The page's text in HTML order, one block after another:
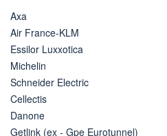
Axa
Air France-KLM
Essilor Luxxotica
Michelin
Schneider Electric
Cellectis
Danone
Getlink (ex - Gpe Eurotunnel)